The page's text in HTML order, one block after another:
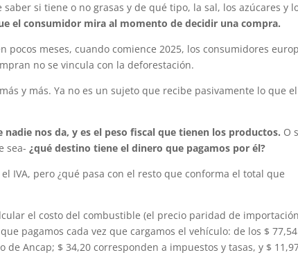
si tiene o no grasas y de qué tipo, la sal, los azúcares y
el consumidor mira al momento de decidir una compra.
meses, cuando comience 2025, los consumidores
no se vincula con la deforestación.
y más. Ya no es un sujeto que recibe pasivamente lo que el
nos da, y es el peso fiscal que tienen los productos. O
sea-¿qué destino tiene el dinero que pagamos por él?
IVA, pero ¿qué pasa con el resto que conforma el total que
el costo del combustible (el precio paridad de
pagamos cada vez que cargamos el vehículo: de los $
Ancap; $ 34,20 corresponden a impuestos y tasas, y $